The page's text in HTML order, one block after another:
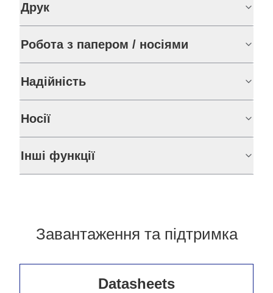
Друк
Робота з папером / носіями
Надійність
Носії
Інші функції
Завантаження та підтримка
Datasheets